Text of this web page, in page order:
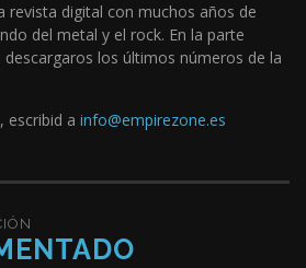
revista digital con muchos años de
del metal y el rock. En la parte
los últimos números de la
escribid a info@empirezone.es